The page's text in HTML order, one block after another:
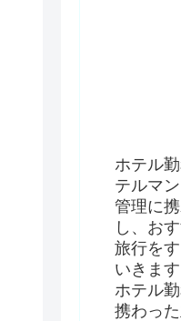
ホテル
テルマ
管理に
し、お
旅行を
いきます
ホテル
携わっ